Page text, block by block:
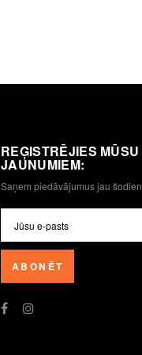
REĢISTRĒJIES MŪSU
JAUNUMIEM:
Saņem piedāvājumus jau
ABONĒT